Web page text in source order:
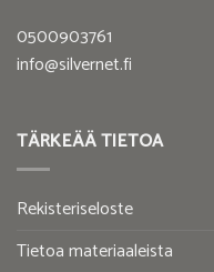
0500903761
info@silvernet.fi
TÄRKEÄÄ TIETOA
Rekisteriseloste
Tietoa materiaaleista